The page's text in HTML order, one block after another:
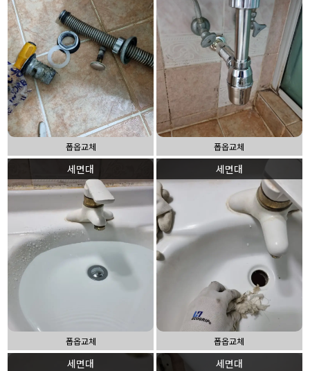
폽옵교체 폽옵교체
세면대
폽옵교체
세면대
폽옵교체
세면대 세면대